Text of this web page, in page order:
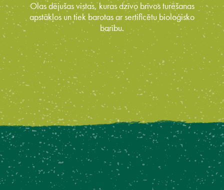
Olas dējušas vistas, kuras dzīvo brīvos turēšanas
apstākļos un tiek barotas ar sertificētu bioloģisko
barību.